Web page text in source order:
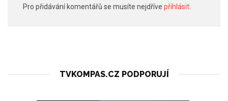
Pro přidávání komentářů se musíte nejdříve přihlásit
TVKOMPAS.CZ PODPORUJÍ